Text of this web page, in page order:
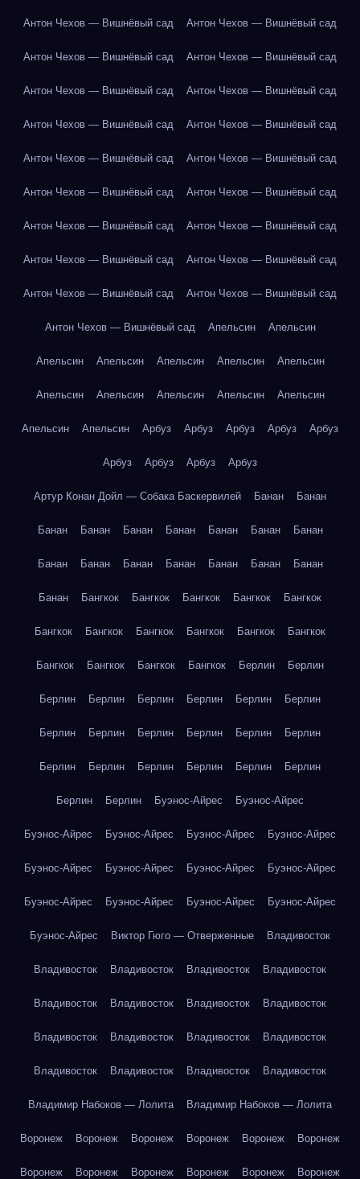
Антон Чехов — Вишнёвый сад Антон Чехов — Вишнёвый сад
Антон Чехов — Вишнёвый сад Антон Чехов — Вишнёвый сад
Антон Чехов — Вишнёвый сад Антон Чехов — Вишнёвый сад
Антон Чехов — Вишнёвый сад Антон Чехов — Вишнёвый сад
Антон Чехов — Вишнёвый сад Антон Чехов — Вишнёвый сад
Антон Чехов — Вишнёвый сад Антон Чехов — Вишнёвый сад
Антон Чехов — Вишнёвый сад Антон Чехов — Вишнёвый сад
Антон Чехов — Вишнёвый сад Антон Чехов — Вишнёвый сад
Антон Чехов — Вишнёвый сад Антон Чехов — Вишнёвый сад
Антон Чехов — Вишнёвый сад Апельсин Апельсин
Апельсин Апельсин Апельсин Апельсин Апельсин
Апельсин Апельсин Апельсин Апельсин Апельсин
Апельсин Апельсин Арбуз Арбуз Арбуз Арбуз Арбуз
Арбуз Арбуз Арбуз Арбуз
Артур Конан Дойл — Собака Баскервилей Банан Банан
Банан Банан Банан Банан Банан Банан Банан
Банан Банан Банан Банан Банан Банан Банан
Банан Бангкок Бангкок Бангкок Бангкок Бангкок
Бангкок Бангкок Бангкок Бангкок Бангкок Бангкок
Бангкок Бангкок Бангкок Бангкок Берлин Берлин
Берлин Берлин Берлин Берлин Берлин Берлин
Берлин Берлин Берлин Берлин Берлин Берлин
Берлин Берлин Берлин Берлин Берлин Берлин
Берлин Берлин Буэнос-Айрес Буэнос-Айрес
Буэнос-Айрес Буэнос-Айрес Буэнос-Айрес Буэнос-Айрес
Буэнос-Айрес Буэнос-Айрес Буэнос-Айрес Буэнос-Айрес
Буэнос-Айрес Буэнос-Айрес Буэнос-Айрес Буэнос-Айрес
Буэнос-Айрес Виктор Гюго — Отверженные Владивосток
Владивосток Владивосток Владивосток Владивосток
Владивосток Владивосток Владивосток Владивосток
Владивосток Владивосток Владивосток Владивосток
Владивосток Владивосток Владивосток Владивосток
Владимир Набоков — Лолита Владимир Набоков — Лолита
Воронеж Воронеж Воронеж Воронеж Воронеж Воронеж
Воронеж Воронеж Воронеж Воронеж Воронеж Воронеж